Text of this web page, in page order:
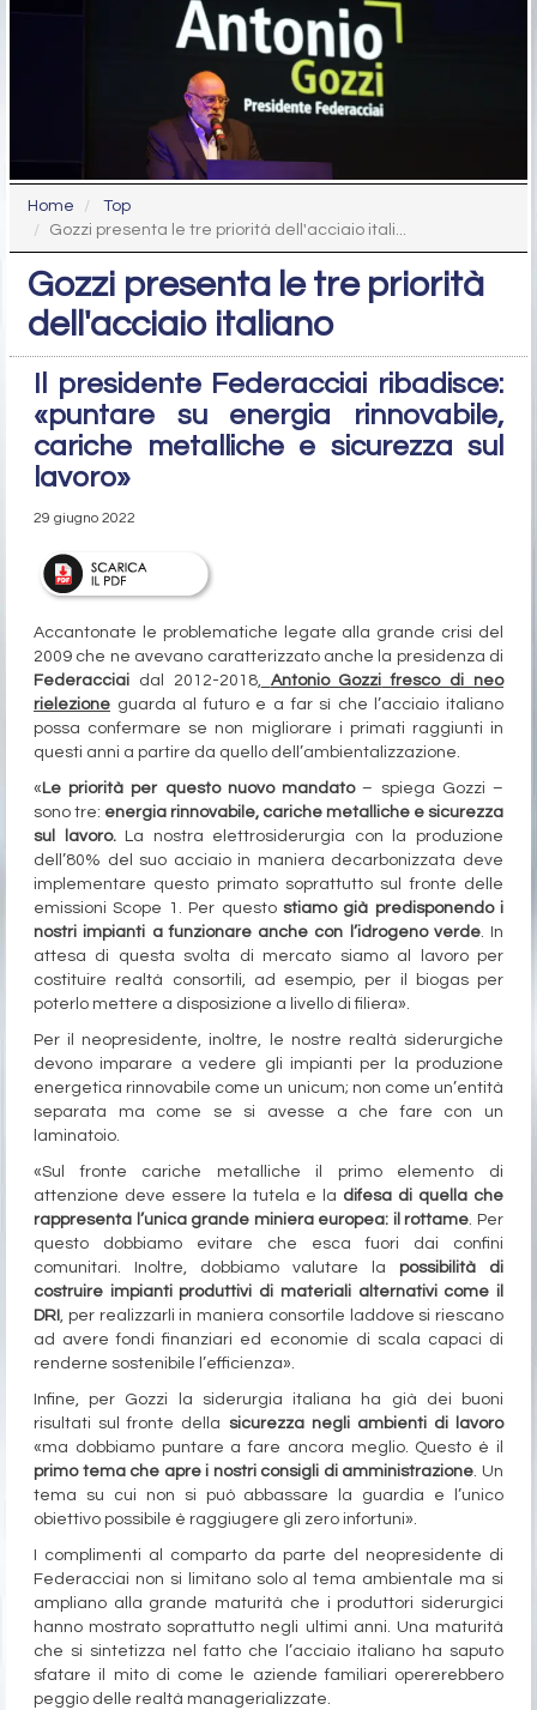
Home
Top
Gozzi presenta le tre priorità dell'acciaio itali...
Gozzi presenta le tre priorità
dell'acciaio italiano
Il presidente Federacciai ribadisce:
«puntare su energia rinnovabile,
cariche metalliche e sicurezza sul
lavoro»
29 giugno 2022
Accantonate le problematiche legate alla grande crisi del
2009 che ne avevano caratterizzato anche la presidenza di
Federacciai dal 2012-2018, Antonio Gozzi fresco di neo
rielezione guarda al futuro e a far sì che l’acciaio italiano
possa confermare se non migliorare i primati raggiunti in
questi anni a partire da quello dell’ambientalizzazione.
« Le priorità per questo nuovo mandato– spiega Gozzi –
sono tre: energia rinnovabile, cariche metalliche e sicurezza
sul lavoro.La nostra elettrosiderurgia con la produzione
dell’80% del suo acciaio in maniera decarbonizzata deve
implementare questo primato soprattutto sul fronte delle
emissioni Scope 1. Per questo stiamo già predisponendo i
nostri impianti a funzionare anche con l’idrogeno verde. In
attesa di questa svolta di mercato siamo al lavoro per
costituire realtà consortili, ad esempio, per il biogas per
poterlo mettere a disposizione a livello di filiera».
Per il neopresidente, inoltre, le nostre realtà siderurgiche
devono imparare a vedere gli impianti per la produzione
energetica rinnovabile come un unicum; non come un’entità
separata ma come se si avesse a che fare con un
laminatoio.
«Sul fronte cariche metalliche il primo elemento di
attenzione deve essere la tutela e la difesa di quella che
rappresenta l’unica grande miniera europea: il rottame. Per
questo dobbiamo evitare che esca fuori dai confini
comunitari. Inoltre, dobbiamo valutare la possibilità di
costruire impianti produttivi di materiali alternativi come il
DRI , per realizzarli in maniera consortile laddove si riescano
ad avere fondi finanziari ed economie di scala capaci di
renderne sostenibile l’efficienza».
Infine, per Gozzi la siderurgia italiana ha già dei buoni
risultati sul fronte della sicurezza negli ambienti di lavoro
«ma dobbiamo puntare a fare ancora meglio. Questo è il
primo tema che apre i nostri consigli di amministrazione. Un
tema su cui non si può abbassare la guardia e l’unico
obiettivo possibile è raggiugere gli zero infortuni».
I complimenti al comparto da parte del neopresidente di
Federacciai non si limitano solo al tema ambientale ma si
ampliano alla grande maturità che i produttori siderurgici
hanno mostrato soprattutto negli ultimi anni. Una maturità
che si sintetizza nel fatto che l’acciaio italiano ha saputo
sfatare il mito di come le aziende familiari opererebbero
peggio delle realtà managerializzate.